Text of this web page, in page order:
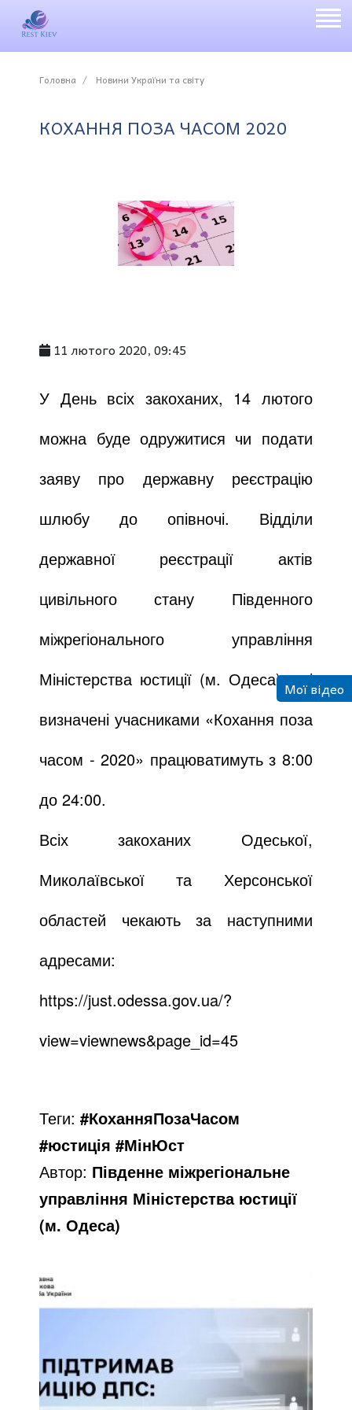
Головна Новини України та світу
КОХАННЯ ПОЗА ЧАСОМ 2020
11 лютого 2020, 09:45
У День всіх закоханих, 14 лютого
можна буде одружитися чи подати
заяву про державну реєстрацію
шлюбу до опівночі. Відділи
державної реєстрації актів
цивільного стану Південного
міжрегіонального управління
Міністерства юстиції (м. Одеса), які
визначені учасниками «Кохання поза
часом - 2020» працюватимуть з 8:00
до 24:00.
Всіх закоханих Одеської,
Миколаївської та Херсонської
областей чекають за наступними
адресами:
https://just.odessa.gov.ua/?
view=viewnews&page_id=45
Теги:#КоханняПозаЧасом
#юстиція #МінЮст
Автор: Південне міжрегіональне
управління Міністерства юстиції
(м. Одеса)
Мої відео